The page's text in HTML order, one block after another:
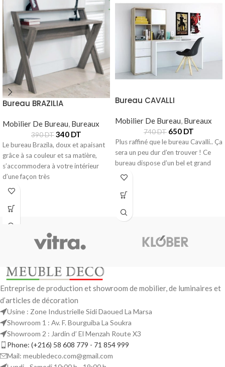
Bureau BRAZILIA
Mobilier De Bureau, Bureaux
390DT340 DT
Le bureau Brazila, doux et apaisant
grâce à sa couleur et sa matière,
s’accommodera à votre intérieur
d’une façon très
Bureau CAVALLI
Mobilier De Bureau, Bureaux
740DT 650 DT
Plus raffiné que le bureau Cavalli.. Ça
sera un peu dur d’en trouver ! Ce
bureau dispose d’un bel et grand
Entreprise de production et showroom de mobilier, de luminaires et
d’articles de décoration
Usine : Zone Industrielle Sidi Daoued La Marsa
Showroom 1 : Av. F. Bourguiba La Soukra
Showroom 2 : Jardin d’ El Menzah Route X3
Phone: (+216) 58 608 779 - 71 854 999
Mail: meubledeco.com@gmail.com